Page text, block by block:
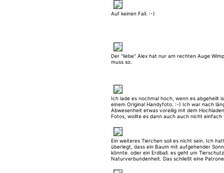
Auf keinen Fall. :-)
Der "liebe" Alex hat nur am rechten Auge
muss so.
Ich lade es nochmal hoch, wenn es abgeheilt
einem Original Handyfoto. :-) Ich war nach
Abwesenheit etwas voreilig mit dem
Fotos, wollte es dann auch auch nicht einfach
strenger genommen, als noch vor 3 Jahren.
aber ausgesprochen gut gefällt!
Ein weiteres Tierchen soll es nicht sein. Ich
überlegt, dass ein Baum mit aufgehender
könnte. oder ein Erdball. es geht um
Naturverbundenheit. Das schließt eine